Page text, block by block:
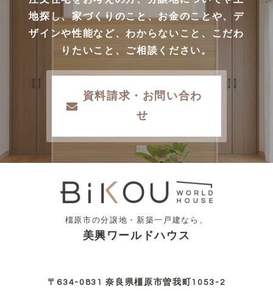
地探し、家づくりのこと、お金のことや、デ
ザインや性能など、わからないこと、こだわ
りたいこと、ご相談ください。
資料請求・お問い合わ
せ
橿原市の分譲地・新築一戸建なら、
美興ワールドハウス
〒634-0831 奈良県橿原市曽我町1053-2